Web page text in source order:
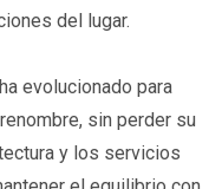
del lugar.
evolucionado para
sin perder su
y los servicios